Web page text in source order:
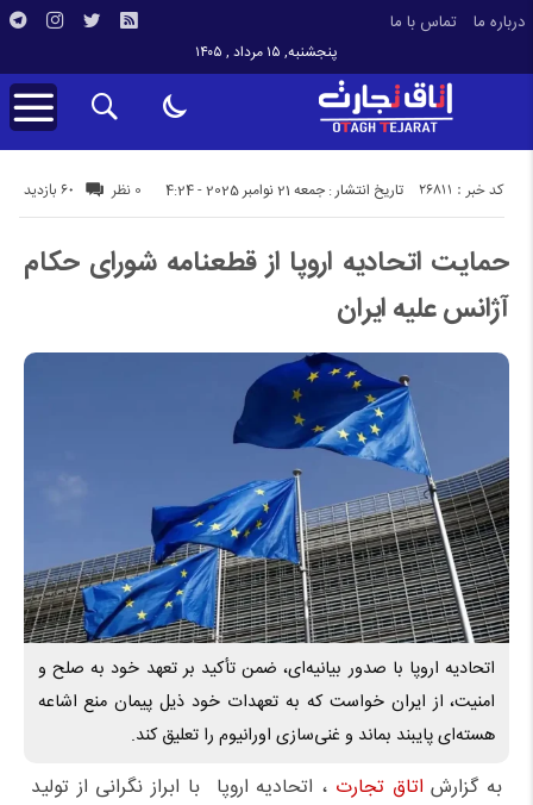
درباره ما تماس با ما
پنجشنبه, ۱۵ مرداد , ۱۴۰۵
تاریخ انتشار : جمعه 21 نوامبر 2025 - 4:24 60 بازدید کد خبر : 26811 0 نظر
حمایت اتحادیه اروپا از قطعنامه شورای حکام
آژانس علیه ایران
اتحادیه اروپا با صدور بیانیه‌ای، ضمن تأکید بر تعهد خود به صلح و
امنیت، از ایران خواست که به تعهدات خود ذیل پیمان منع اشاعه
هسته‌ای پایبند بماند و غنی‌سازی اورانیوم را تعلیق کند.
به گزارشاتاق تجارت ، اتحادیه اروپا با ابراز نگرانی از تولید